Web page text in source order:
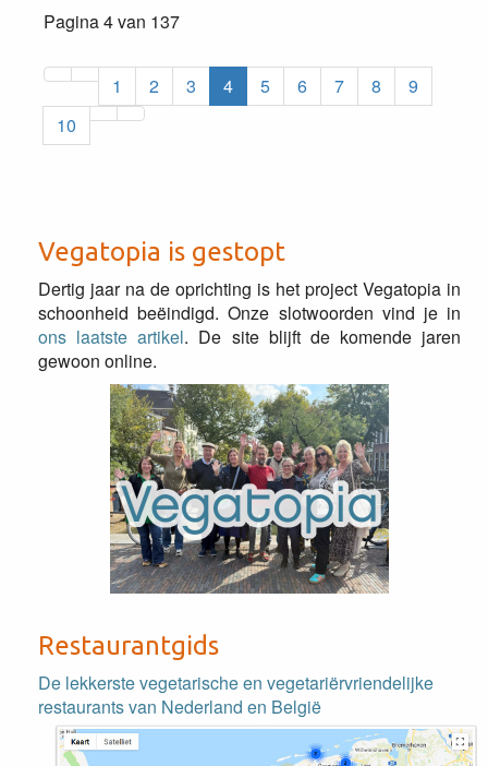
Pagina 4 van 137
1 2 3 4 5 6 7 8
9
10
Vegatopia is gestopt
Dertig jaar na de oprichting is het project Vegatopia in
schoonheid beëindigd. Onze slotwoorden vind je in
ons laatste artikel. De site blijft de komende jaren
gewoon online.
Restaurantgids
De lekkerste vegetarische en vegetariërvriendelijke
restaurants van Nederland en België